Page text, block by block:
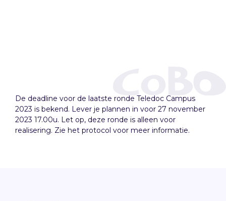
De deadline voor de laatste ronde Teledoc Campus
2023 is bekend. Lever je plannen in voor 27 november
2023 17.00u. Let op, deze ronde is alleen voor
realisering. Zie het protocol voor meer informatie.